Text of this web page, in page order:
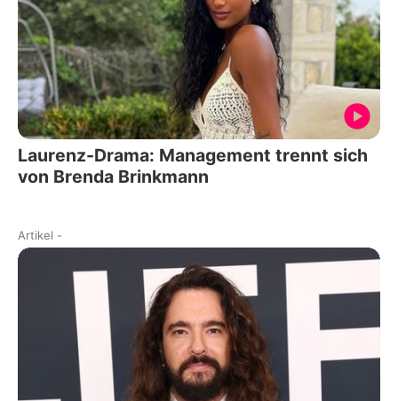
Laurenz-Drama: Management trennt sich
von Brenda Brinkmann
Artikel -